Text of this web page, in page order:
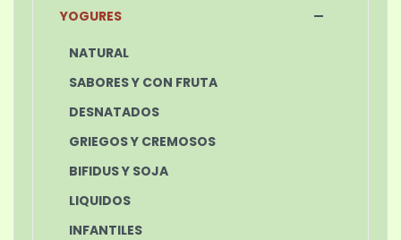
YOGURES
NATURAL
SABORES Y CON FRUTA
DESNATADOS
GRIEGOS Y CREMOSOS
BIFIDUS Y SOJA
LIQUIDOS
INFANTILES